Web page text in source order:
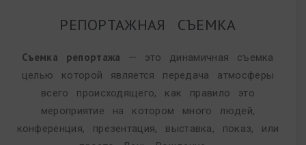
РЕПОРТАЖНАЯ СЪЕМКА
Съемка репортажа — это динамичная съемка
целью которой является передача атмосферы
всего происходящего, как правило это
мероприятие на котором много людей,
конференция, презентация, выставка, показ, или